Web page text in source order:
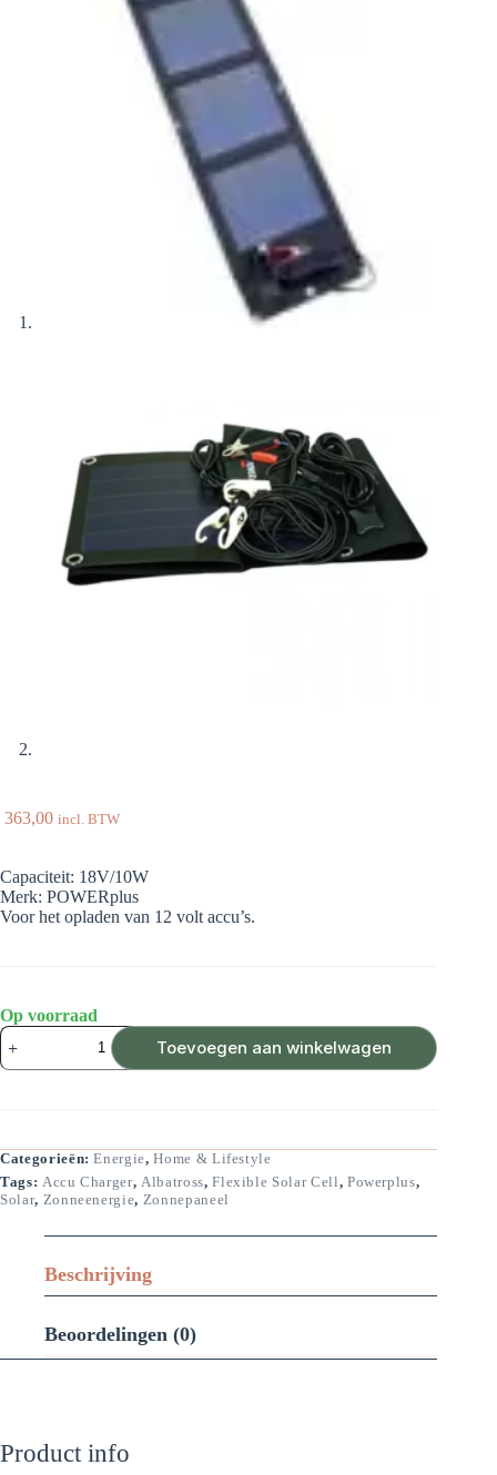
363,00 incl. BTW
Capaciteit: 18V/10W
Merk: POWERplus
Voor het opladen van 12 volt accu’s.
Op voorraad
Zonnepaneel
flexibel
met
Toevoegen aan winkelwagen
Categorieën:Energie,Home & Lifestyle
Tags: Accu Charger, Albatross,Flexible Solar Cell, Powerplus,
Solar, Zonneenergie, Zonnepaneel
Beschrijving
Beoordelingen (0)
Product info